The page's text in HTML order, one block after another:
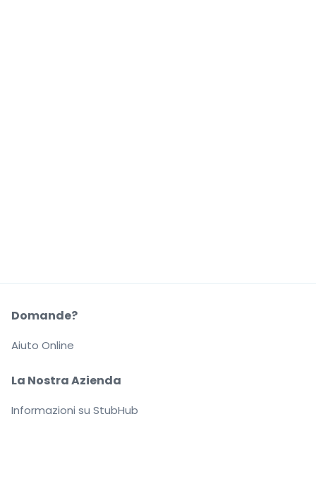
La Nostra Azienda
Informazioni su StubHub
Domande?
Aiuto Online